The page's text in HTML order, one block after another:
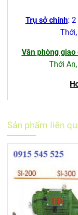
Trụ sở chính: 2
Văn phòng giao
Thới
Sản phẩm liên